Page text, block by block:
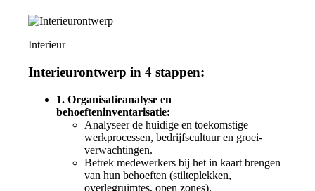
Interieur
Interieurontwerp in 4 stappen:
1.Organisatieanalyse en
behoefteninventarisatie:
Analyseer de huidige en toekomstige
werkprocessen, bedrijfscultuur en groei-
verwachtingen.
Betrek medewerkers bij het in kaart brengen
van hun behoeften (stilteplekken,
overlegruimtes, open zones).